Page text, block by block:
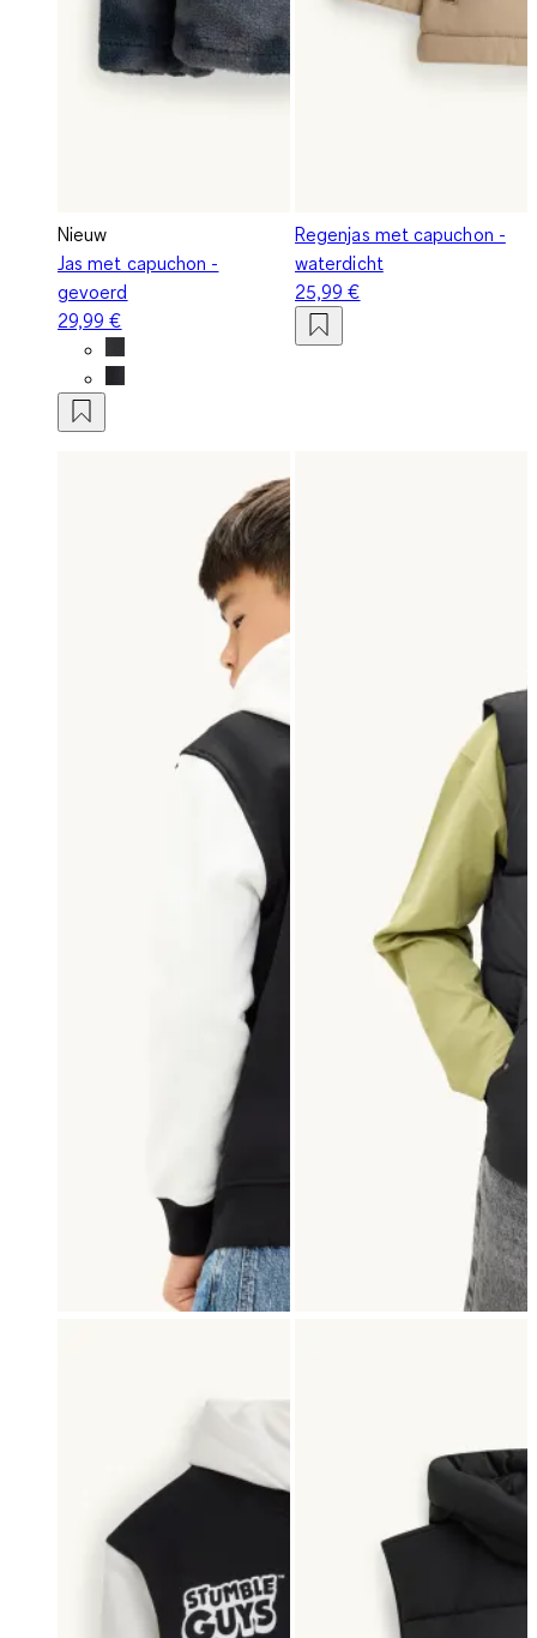
Nieuw
Jas met capuchon -
gevoerd
29,99 €
Regenjas met capuchon -
waterdicht
25,99 €